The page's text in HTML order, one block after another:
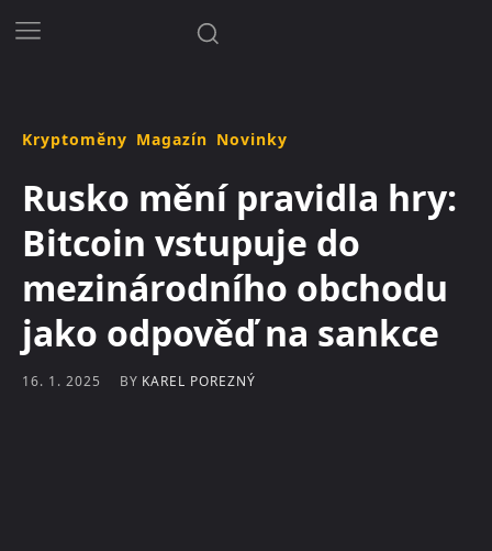
Kryptoměny Magazín Novinky
Rusko mění pravidla hry:
Bitcoin vstupuje do
mezinárodního obchodu
jako odpověď na sankce
16. 1. 2025 BY KAREL POREZNÝ